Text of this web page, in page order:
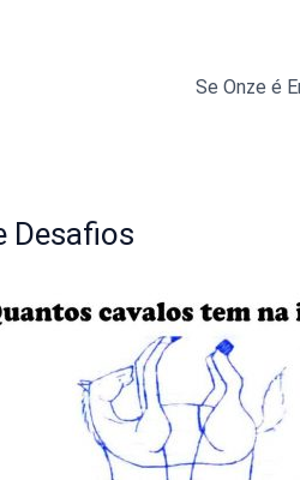
Se Onze é
Desafios